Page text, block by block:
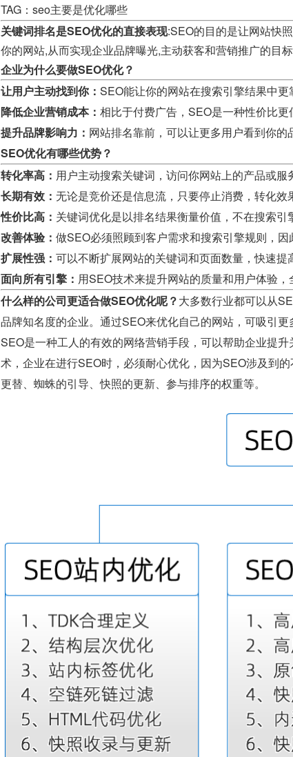
TAG：seo主要是优化哪些
关键词排名是SEO优化的直接表现:SEO的目的是让网站快
你的网站,从而实现企业品牌曝光,主动获客和营销推广的目标
企业为什么要做SEO优化？
让用户主动找到你： SEO能让你的网站在搜索引擎结果中更
降低企业营销成本： 相比于付费广告，SEO是一种性价比更
提升品牌影响力： 网站排名靠前，可以让更多用户看到你的
SEO优化有哪些优势？
转化率高： 用户主动搜索关键词，访问你网站上的产品或服
长期有效： 无论是竞价还是信息流，只要停止消费，转化
性价比高： 关键词优化是以排名结果衡量价值，不在搜索引
改善体验： 做SEO必须照顾到客户需求和搜索引擎规则，因
扩展性强： 可以不断扩展网站的关键词和页面数量，快速提
面向所有引擎： 用SEO技术来提升网站的质量和用户体验
什么样的公司更适合做SEO优化呢？大多数行业都可以从
品牌知名度的企业。通过SEO来优化自己的网站，可吸引更
SEO是一种工人的有效的网络营销手段，可以帮助企业提
术，企业在进行SEO时，必须耐心优化，因为SEO涉及到
更替、蜘蛛的引导、快照的更新、参与排序的权重等。